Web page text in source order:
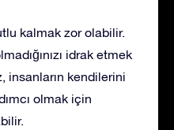
kalmak zor olabilir.
idrak etmek
insanların kendilerini
olmak için